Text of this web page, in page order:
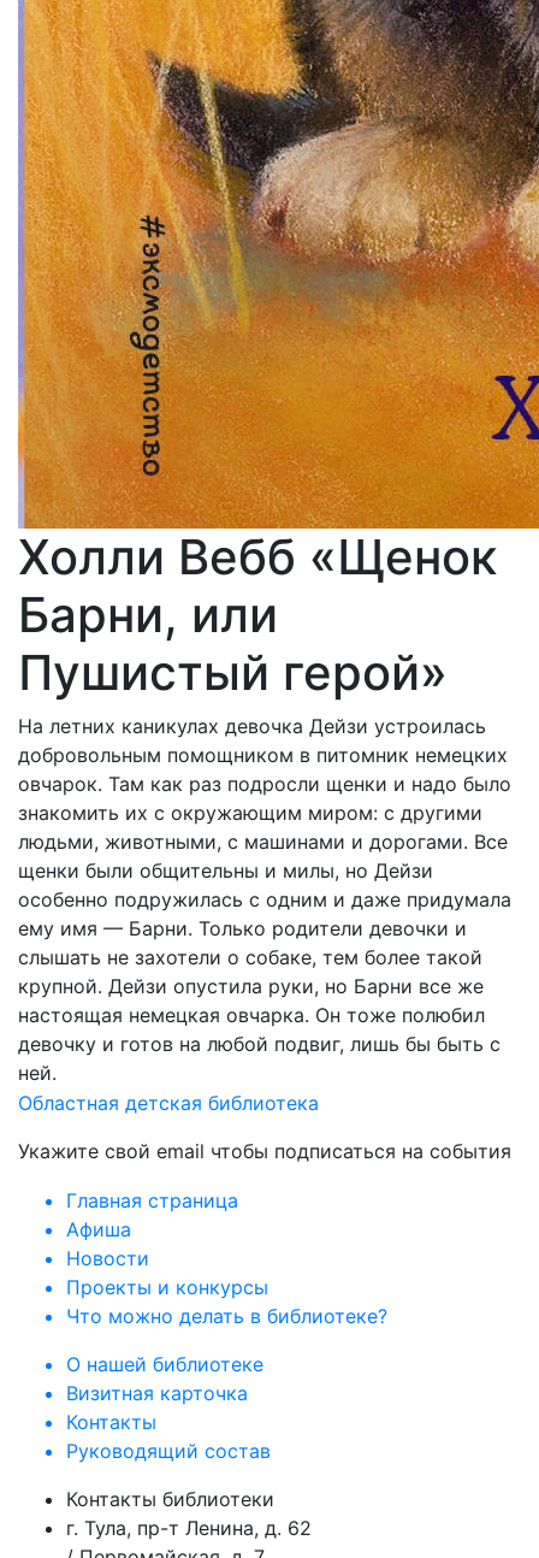
Холли Вебб «Щенок
Барни, или
Пушистый герой»
На летних каникулах девочка Дейзи устроилась
добровольным помощником в питомник немецких
овчарок. Там как раз подросли щенки и надо было
знакомить их с окружающим миром: с другими
людьми, животными, с машинами и дорогами. Все
щенки были общительны и милы, но Дейзи
особенно подружилась с одним и даже придумала
ему имя — Барни. Только родители девочки и
слышать не захотели о собаке, тем более такой
крупной. Дейзи опустила руки, но Барни все же
настоящая немецкая овчарка. Он тоже полюбил
девочку и готов на любой подвиг, лишь бы быть с
ней.
Областная детская библиотека
Укажите свой email чтобы подписаться на события
Главная страница
Афиша
Новости
Проекты и конкурсы
Что можно делать в библиотеке?
О нашей библиотеке
Визитная карточка
Контакты
Руководящий состав
Контакты библиотеки
г. Тула, пр-т Ленина, д. 62